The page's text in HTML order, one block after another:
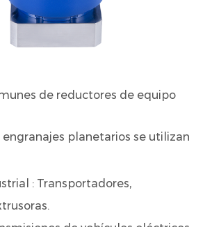
de reductores de equipo
engranajes planetarios se utilizan
: Transportadores,